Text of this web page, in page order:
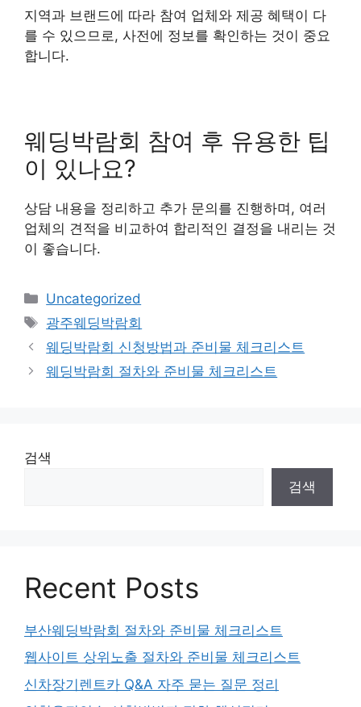
지역과 브랜드에 따라 참여 업체와 제공 혜택이 다
를 수 있으므로, 사전에 정보를 확인하는 것이 중요
합니다.
웨딩박람회 참여 후 유용한 팁
이 있나요?
상담 내용을 정리하고 추가 문의를 진행하며, 여러
업체의 견적을 비교하여 합리적인 결정을 내리는 것
이 좋습니다.
카
테
고
리
Uncategorized
태
그
광주웨딩박람회
웨딩박람회 신청방법과 준비물 체크리스트
웨딩박람회 절차와 준비물 체크리스트
검색
검색
Recent Posts
부산웨딩박람회 절차와 준비물 체크리스트
웹사이트 상위노출 절차와 준비물 체크리스트
신차장기렌트카 Q&A 자주 묻는 질문 정리